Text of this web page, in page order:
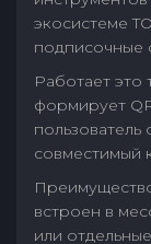
экосистеме
подписочные
Работает это
формирует
пользователь
совместимый
встроен в
или